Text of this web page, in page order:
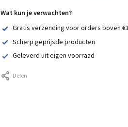
Wat kun je verwachten?
Gratis verzending voor orders boven
Scherp geprijsde producten
Geleverd uit eigen voorraad
Delen